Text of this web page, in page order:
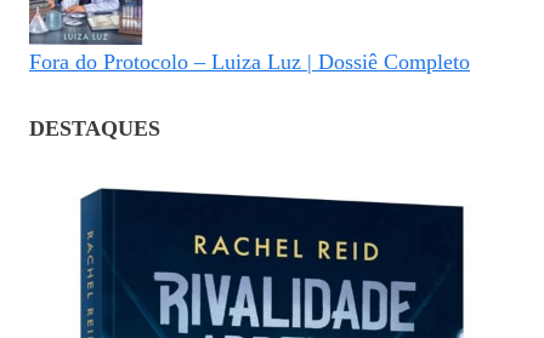
Fora do Protocolo – Luiza Luz | Dossiê Completo
DESTAQUES